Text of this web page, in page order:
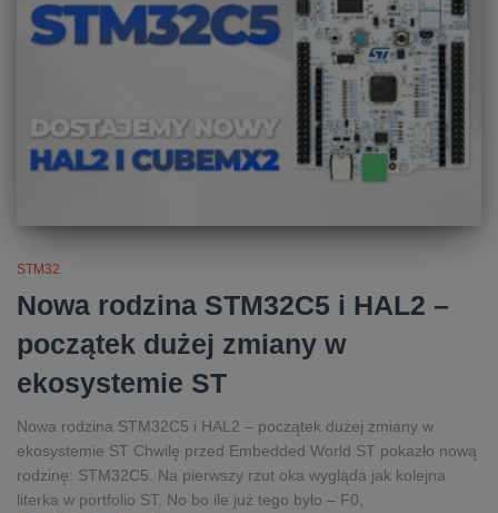
STM32
Nowa rodzina STM32C5 i HAL2 –
początek dużej zmiany w
ekosystemie ST
Nowa rodzina STM32C5 i HAL2 – początek dużej zmiany w
ekosystemie ST Chwilę przed Embedded World ST pokazło nową
rodzinę: STM32C5. Na pierwszy rzut oka wygląda jak kolejna
literka w portfolio ST. No bo ile już tego było – F0,